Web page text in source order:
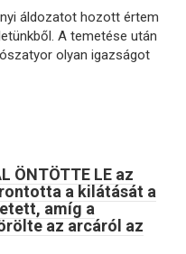
áldozatot hozott értem
A temetése után
olyan igazságot
ÖNTÖTTE LE az
a kilátását a
amíg a
az arcáról az